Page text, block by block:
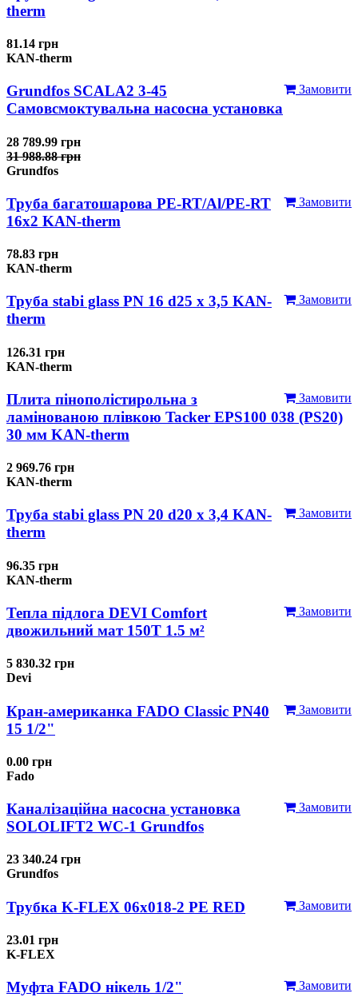
therm
81.14 грн
KAN-therm
Замовити
Grundfos SCALA2 3-45
Самовсмоктувальна насосна установка
28 789.99 грн
31 988.88 грн
Grundfos
Замовити
Труба багатошарова PE-RT/Al/PE-RT
16x2 KAN-therm
78.83 грн
KAN-therm
Замовити
Труба stabi glass PN 16 d25 х 3,5 KAN-
therm
126.31 грн
KAN-therm
Замовити
Плита пінополістирольна з
ламінованою плівкою Tacker EPS100 038 (PS20)
30 мм KAN-therm
2 969.76 грн
KAN-therm
Замовити
Труба stabi glass PN 20 d20 х 3,4 KAN-
therm
96.35 грн
KAN-therm
Замовити
Тепла підлога DEVI Comfort
двожильний мат 150T 1.5 м²
5 830.32 грн
Devi
Замовити
Кран-американка FADO Classic PN40
15 1/2"
0.00 грн
Fado
Замовити
Каналізаційна насосна установка
SOLOLIFT2 WC-1 Grundfos
23 340.24 грн
Grundfos
Замовити
Трубка K-FLEX 06x018-2 РЕ RED
23.01 грн
K-FLEX
Замовити
Муфта FADO нікель 1/2"